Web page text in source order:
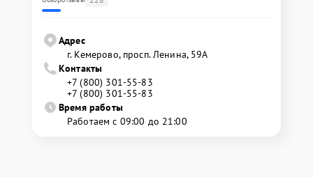
Адрес
г. Кемерово, просп. Ленина, 59А
Контакты
+7 (800) 301-55-83
+7 (800) 301-55-83
Время работы
Работаем с 09:00 до 21:00